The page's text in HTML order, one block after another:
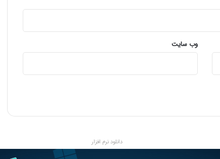
ه
ه
ک
ت
ب
ک
ک
وب‌ سایت
دانلود نرم افزار